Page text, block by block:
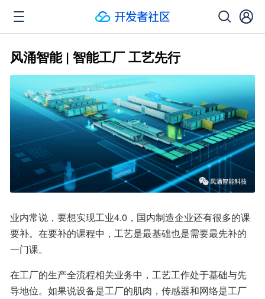
风涌智能 | 智能工厂 工艺先行
业内常说，要想实现工业4.0，国内制造企业还有很多的课
要补。在要补的课程中，工艺是最基础也是需要最先补的
一门课。
在工厂的生产全流程相关业务中，工艺工作处于基础与先
导地位。如果说设备是工厂的肌肉，传感器和网络是工厂